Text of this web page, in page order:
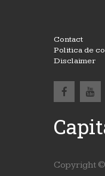
Contact
Politica de
Disclaimer
Copyright ©